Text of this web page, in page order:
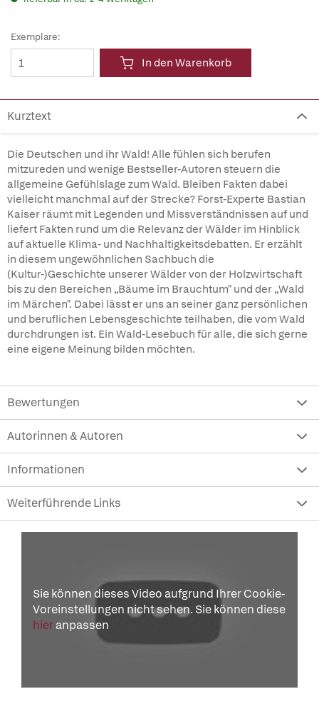
Exemplare:
In den Warenkorb
Kurztext
Die Deutschen und ihr Wald! Alle fühlen sich berufen
mitzureden und wenige Bestseller-Autoren steuern die
allgemeine Gefühlslage zum Wald. Bleiben Fakten dabei
vielleicht manchmal auf der Strecke? Forst-Experte Bastian
Kaiser räumt mit Legenden und Missverständnissen auf und
liefert Fakten rund um die Relevanz der Wälder im Hinblick
auf aktuelle Klima- und Nachhaltigkeitsdebatten. Er erzählt
in diesem ungewöhnlichen Sachbuch die
(Kultur-)Geschichte unserer Wälder von der Holzwirtschaft
bis zu den Bereichen „Bäume im Brauchtum" und der „Wald
im Märchen". Dabei lässt er uns an seiner ganz persönlichen
und beruflichen Lebensgeschichte teilhaben, die vom Wald
durchdrungen ist. Ein Wald-Lesebuch für alle, die sich gerne
eine eigene Meinung bilden möchten.
Bewertungen
Autorinnen & Autoren
Informationen
Weiterführende Links
Sie können dieses Video aufgrund Ihrer Cookie-
Voreinstellungen nicht sehen. Sie können diese
hieranpassen